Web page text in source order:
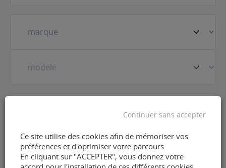
véhicule(Nécessaire)
Prestation(Nécessaire)
mail(Nécessaire)
Ce site utilise des cookies afin de mémoriser vos
préférences et d'optimiser votre parcours.
En cliquant sur "ACCEPTER", vous donnez votre
Continuer sans accepter